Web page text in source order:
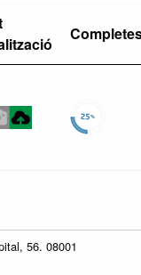
56. 08001